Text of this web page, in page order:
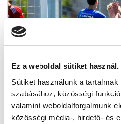
Ez a weboldal sütiket használ.
Sütiket használunk a
szabásához, közösségi
valamint weboldalforgalmunk
közösségi média-, hirdető- és